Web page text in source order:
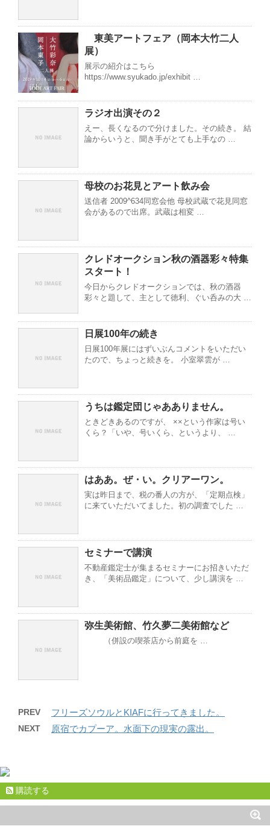
東美アートフェア（岡本大竹二人
展）
展示の紹介はこちら
https://www.syukado.jp/exhibit …
ラジオ出演その２
えー、長くなるので分けました。その続き。 結
論からいうと、聞き手がとても上手なの …
母校のお花見とアート飲み会
送信者 2009^634同窓会他 母校武蔵で花見同窓
会があるので出席。武蔵は相変 …
クレドオークション秋の酒器彩々特集
スタート！
今日からクレドオークションでは、秋の酒器
彩々と題して、主として徳利、ぐい呑みの大 …
日展100年の続き
日展100年展にはずいぶんコメントをいただい
たので、ちょっと続きを。 小室翠雲が …
うちは鑑定団じゃあありません。
ときどきあるのですが、 ××という作家は号い
くら？「いや、号いくら、というより、 …
はああ。ぜ・い。クリアーワン。
実は昨日まで、税の番人の方が、「定期点検」
に来ていただいてました。初の調査でした …
セミナーで講演
不動産鑑定士が集まるセミナーにお招きいただ
き、「美術品鑑定」について、少し講演を …
弥生美術館、竹久夢二美術館など
（併設の喫茶店から前庭を …
PREV フリーズソウルとKIAFに行ってきました。
NEXT 原宿でカプーア。水面下の現実の露出。
購読する